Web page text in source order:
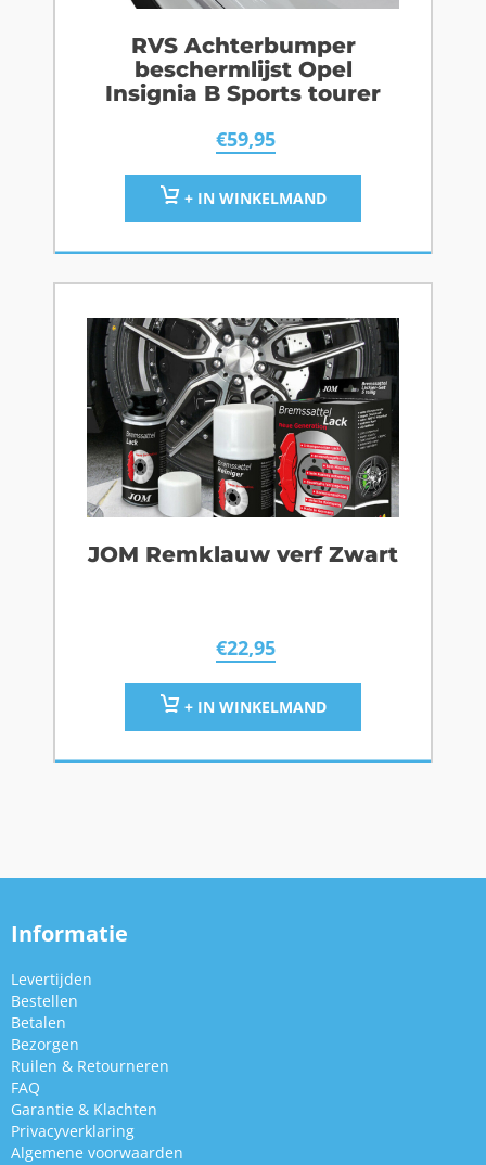
RVS Achterbumper
beschermlijst Opel
Insignia B Sports tourer
€59,95
+ IN WINKELMAND
JOM Remklauw verf Zwart
€22,95
+ IN WINKELMAND
Informatie
Levertijden
Bestellen
Betalen
Bezorgen
Ruilen & Retourneren
FAQ
Garantie & Klachten
Privacyverklaring
Algemene voorwaarden